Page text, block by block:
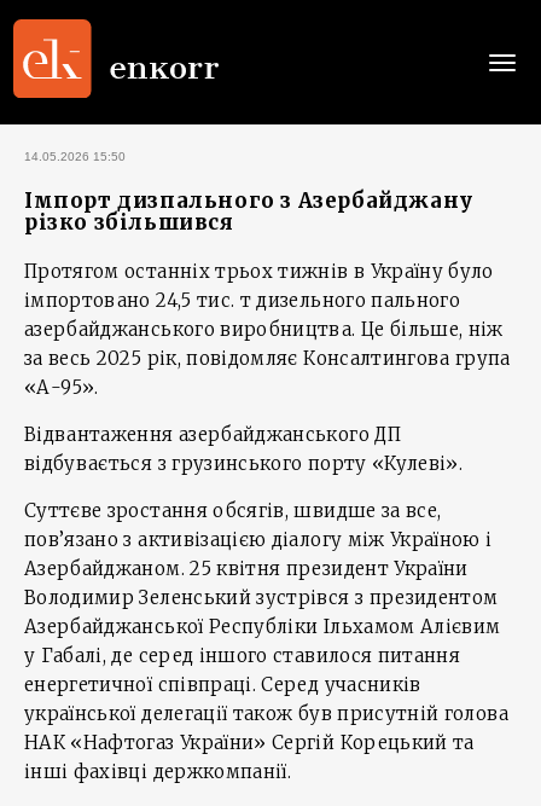
14.05.2026 15:50
Імпорт дизпального з Азербайджану
різко збільшився
Протягом останніх трьох тижнів в Україну було
імпортовано 24,5 тис. т дизельного пального
азербайджанського виробництва. Це більше, ніж
за весь 2025 рік, повідомляє Консалтингова група
«А-95».
Відвантаження азербайджанського ДП
відбувається з грузинського порту «Кулеві».
Суттєве зростання обсягів, швидше за все,
пов’язано з активізацією діалогу між Україною і
Азербайджаном. 25 квітня президент України
Володимир Зеленський зустрівся з президентом
Азербайджанської Республіки Ільхамом Алієвим
у Габалі, де серед іншого ставилося питання
енергетичної співпраці. Серед учасників
української делегації також був присутній голова
НАК «Нафтогаз України» Сергій Корецький та
інші фахівці держкомпанії.